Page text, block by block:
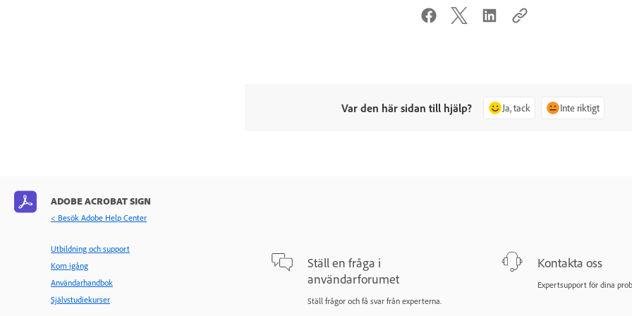
webbformulär och
Power Automate-arbetsflöden
Anpassat arbetsflöde för
Var den här sidan till hjälp? Ja, tack Inte riktigt
ADOBE ACROBAT SIGN
< Besök Adobe Help Center
Utbildning och support
Kom igång
Användarhandbok
Självstudiekurser
Ställ en fråga i
användarforumet
Ställ frågor och få svar från experterna.
Kontakta oss
Expertsupport för dina